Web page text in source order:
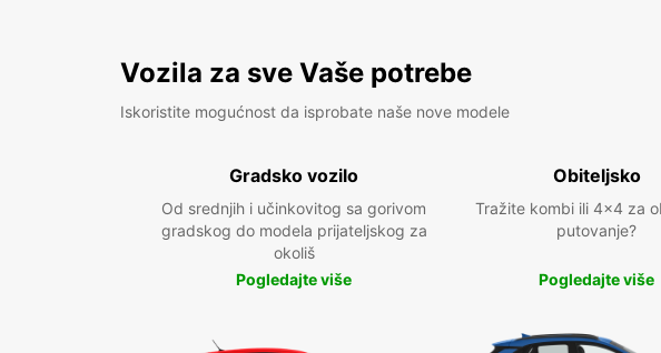
Vozila za sve Vaše potrebe
Iskoristite mogućnost da isprobate naše nove modele
Gradsko vozilo
Od srednjih i učinkovitog sa gorivom
gradskog do modela prijateljskog za
okoliš
Pogledajte više
Obiteljsko
Tražite kombi ili 4x4 za
putovanje?
Pogledajte više